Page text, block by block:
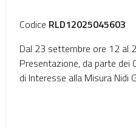
Codice RLD12025045603
Dal 23 settembre ore 12 al
Presentazione, da parte dei
di Interesse alla Misura
strutture presso cui le